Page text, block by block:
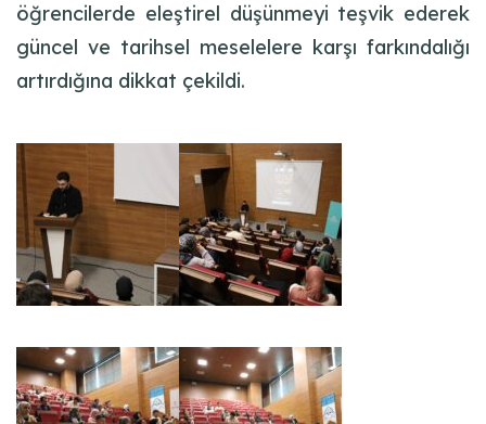
öğrencilerde eleştirel düşünmeyi teşvik ederek
güncel ve tarihsel meselelere karşı farkındalığı
artırdığına dikkat çekildi.